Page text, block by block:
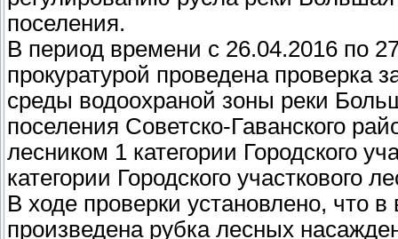
поселения.
В период времени с 26.04.2016 по
прокуратурой проведена проверка
среды водоохраной зоны реки
поселения Советско-Гаванского
лесником 1 категории Городского
категории Городского участкового
В ходе проверки установлено, что
произведена рубка лесных